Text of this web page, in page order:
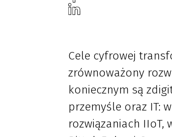
Cele cyfrowej
zrównoważony
koniecznym są
przemyśle oraz IT:
rozwiązaniach IIoT,